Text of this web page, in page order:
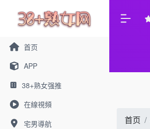
首页
APP
38+熟女强推
在線視頻
宅男導航
首页